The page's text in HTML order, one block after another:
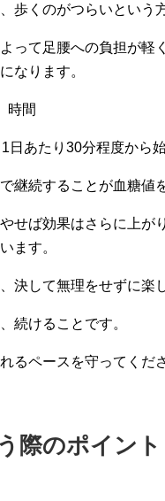
歩くのがつらいという
って足腰への負担が軽
なります。
時間
日あたり30分程度から
継続することが血糖値
せば効果はさらに上が
ます。
決して無理をせずに楽
続けることです。
るペースを守ってくだ
際のポイン